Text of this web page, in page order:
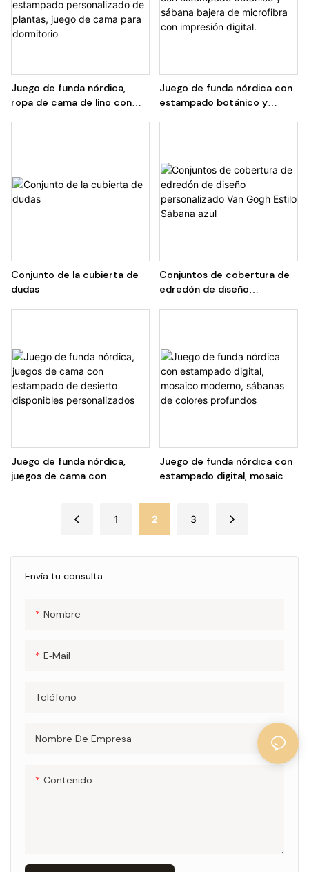
Envía tu consulta
Nombre
E-Mail
Teléfono
Nombre De Empresa
Contenido
Juego de funda nórdica,
ropa de cama de lino con
Juego de funda nórdica con
estampado botánico y
Conjunto de la cubierta de
dudas
Conjuntos de cobertura de
edredón de diseño
Juego de funda nórdica,
juegos de cama con
Juego de funda nórdica con
estampado digital, mosaico
colores profundos
1 2 3